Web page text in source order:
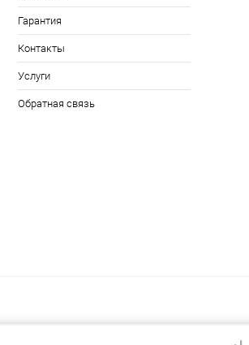
Гарантия
Контакты
Услуги
Обратная связь